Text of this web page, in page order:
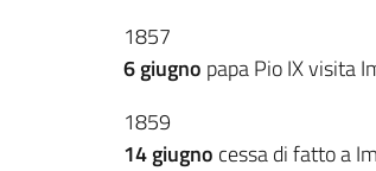
1857
6 giugno papa Pio IX visita
1859
14 giugno cessa di fatto a